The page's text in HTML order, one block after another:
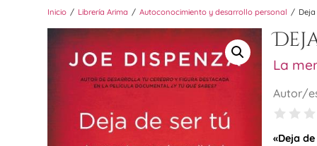
Inicio / Librería Arima / Autoconocimiento y desarrollo personal /
La
Autor/
«Deja de